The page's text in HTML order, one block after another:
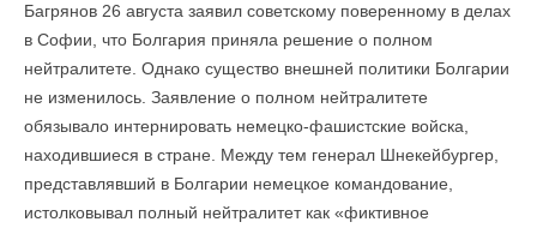
Багрянов 26 августа заявил советскому поверенному в делах
в Софии, что Болгария приняла решение о полном
нейтралитете. Однако существо внешней политики Болгарии
не изменилось. Заявление о полном нейтралитете
обязывало интернировать немецко-фашистские войска,
находившиеся в стране. Между тем генерал Шнекейбургер,
представлявший в Болгарии немецкое командование,
истолковывал полный нейтралитет как «фиктивное